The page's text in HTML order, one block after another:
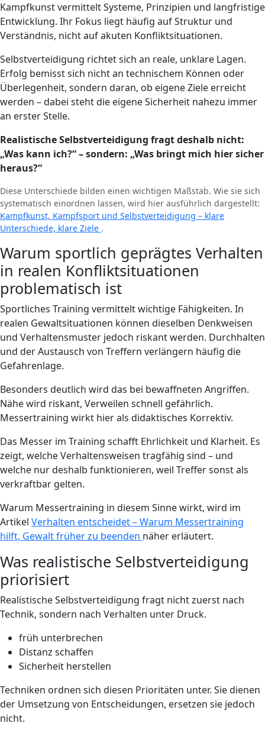
Kampfkunst vermittelt Systeme, Prinzipien und langfristige
Entwicklung. Ihr Fokus liegt häufig auf Struktur und
Verständnis, nicht auf akuten Konfliktsituationen.
Selbstverteidigung richtet sich an reale, unklare Lagen.
Erfolg bemisst sich nicht an technischem Können oder
Überlegenheit, sondern daran, ob eigene Ziele erreicht
werden – dabei steht die eigene Sicherheit nahezu immer
an erster Stelle.
Realistische Selbstverteidigung fragt deshalb nicht:
„Was kann ich?“ – sondern: „Was bringt mich hier sicher
heraus?“
Diese Unterschiede bilden einen wichtigen Maßstab. Wie sie sich
systematisch einordnen lassen, wird hier ausführlich dargestellt:
Kampfkunst, Kampfsport und Selbstverteidigung – klare
Unterschiede, klare Ziele .
Warum sportlich geprägtes Verhalten
in realen Konfliktsituationen
problematisch ist
Sportliches Training vermittelt wichtige Fähigkeiten. In
realen Gewaltsituationen können dieselben Denkweisen
und Verhaltensmuster jedoch riskant werden. Durchhalten
und der Austausch von Treffern verlängern häufig die
Gefahrenlage.
Besonders deutlich wird das bei bewaffneten Angriffen.
Nähe wird riskant, Verweilen schnell gefährlich.
Messertraining wirkt hier als didaktisches Korrektiv.
Das Messer im Training schafft Ehrlichkeit und Klarheit. Es
zeigt, welche Verhaltensweisen tragfähig sind – und
welche nur deshalb funktionieren, weil Treffer sonst als
verkraftbar gelten.
Warum Messertraining in diesem Sinne wirkt, wird im
Artikel Verhalten entscheidet – Warum Messertraining
hilft, Gewalt früher zu beenden näher erläutert.
Was realistische Selbstverteidigung
priorisiert
Realistische Selbstverteidigung fragt nicht zuerst nach
Technik, sondern nach Verhalten unter Druck.
früh unterbrechen
Distanz schaffen
Sicherheit herstellen
Techniken ordnen sich diesen Prioritäten unter. Sie dienen
der Umsetzung von Entscheidungen, ersetzen sie jedoch
nicht.